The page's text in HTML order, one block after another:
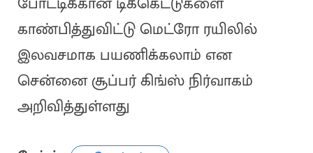
காண்பித்துவிட்டு மெட்ரோ ரயிலில்
இலவசமாக பயணிக்கலாம் என
சென்னை சூப்பர் கிங்ஸ் நிர்வாகம்
அறிவித்துள்ளது